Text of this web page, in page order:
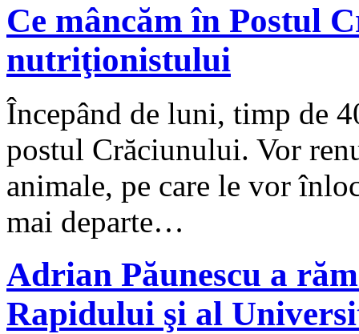
Ce mâncăm în Postul
nutriţionistului
Începând de luni, timp de
postul Crăciunului. Vor
animale, pe care le vor
mai departe…
Adrian Păunescu a
Rapidului şi al